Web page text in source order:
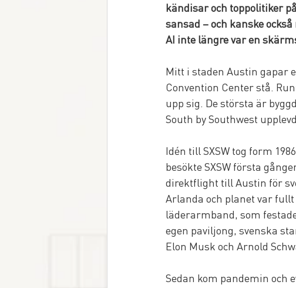
kändisar och toppolitiker
sansad – och kanske
AI inte längre var en
Mitt i staden Austin gapar
Convention Center stå.
upp sig. De största är
South by Southwest
Idén till SXSW tog form
besökte SXSW första
direktflight till Austin för
Arlanda och planet var
läderarmband, som
egen paviljong, svenska
Elon Musk och Arnold
Sedan kom pandemin och